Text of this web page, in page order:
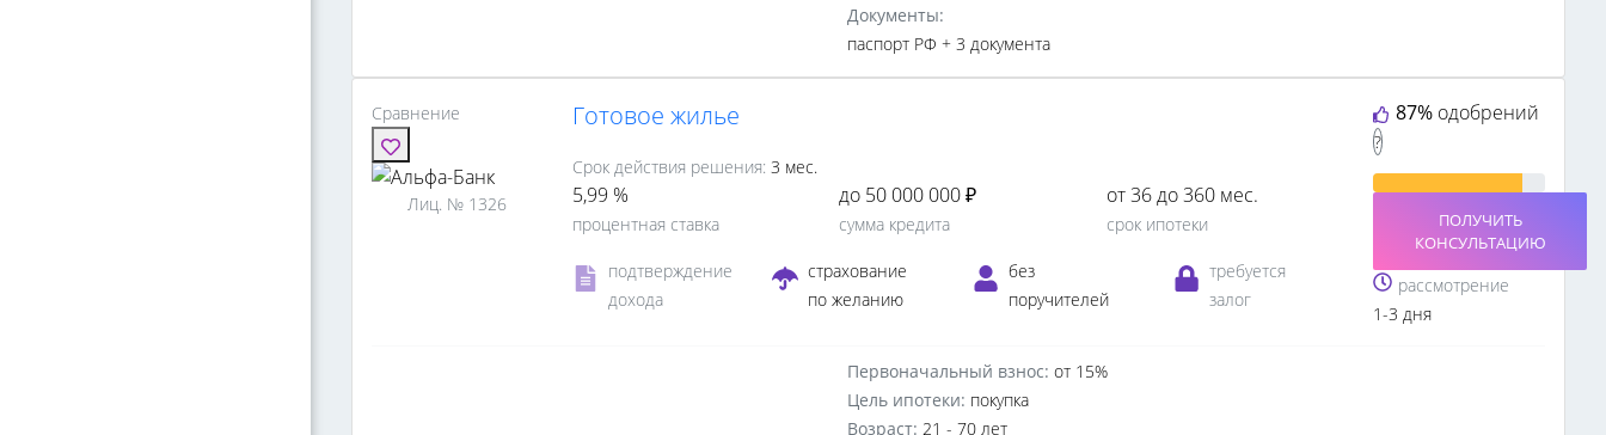
Документы:
паспорт РФ + 3 документа
Сравнение
Лиц. № 1326
Готовое жилье
Срок действия решения: 3 мес.
5,99 %
процентная ставка
до 50 000 000 ₽
сумма кредита
от 36 до 360 мес.
срок ипотеки
подтверждение
дохода
страхование
по желанию
без
поручителей
требуется
залог
87% одобрений
?
ПОЛУЧИТЬ
КОНСУЛЬТАЦИЮ
рассмотрение
1-3 дня
Первоначальный взнос: от 15%
Цель ипотеки: покупка
Возраст: 21 - 70 лет